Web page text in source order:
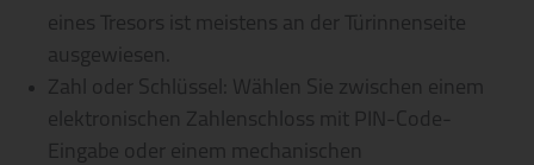
eines Tresors ist meistens an der Türinnenseite
ausgewiesen.
Zahl oder Schlüssel: Wählen Sie zwischen einem
elektronischen Zahlenschloss mit PIN-Code-
Eingabe oder einem mechanischen